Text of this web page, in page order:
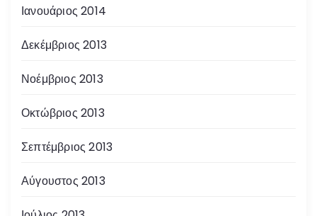
Ιανουάριος 2014
Δεκέμβριος 2013
Νοέμβριος 2013
Οκτώβριος 2013
Σεπτέμβριος 2013
Αύγουστος 2013